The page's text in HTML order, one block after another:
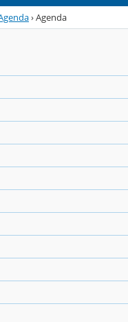
›Agenda